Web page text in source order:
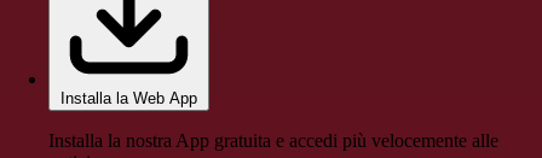
Installa la Web App
Installa la nostra App gratuita e accedi più velocemente alle